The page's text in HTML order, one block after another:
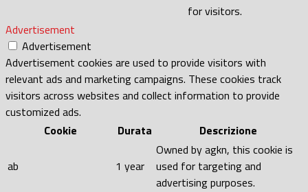
for visitors.
Advertisement
Advertisement
Advertisement cookies are used to provide visitors with
relevant ads and marketing campaigns. These cookies track
visitors across websites and collect information to provide
customized ads.
Cookie
Durata Descrizione
ab 1 year
Owned by agkn, this cookie is
used for targeting and
advertising purposes.